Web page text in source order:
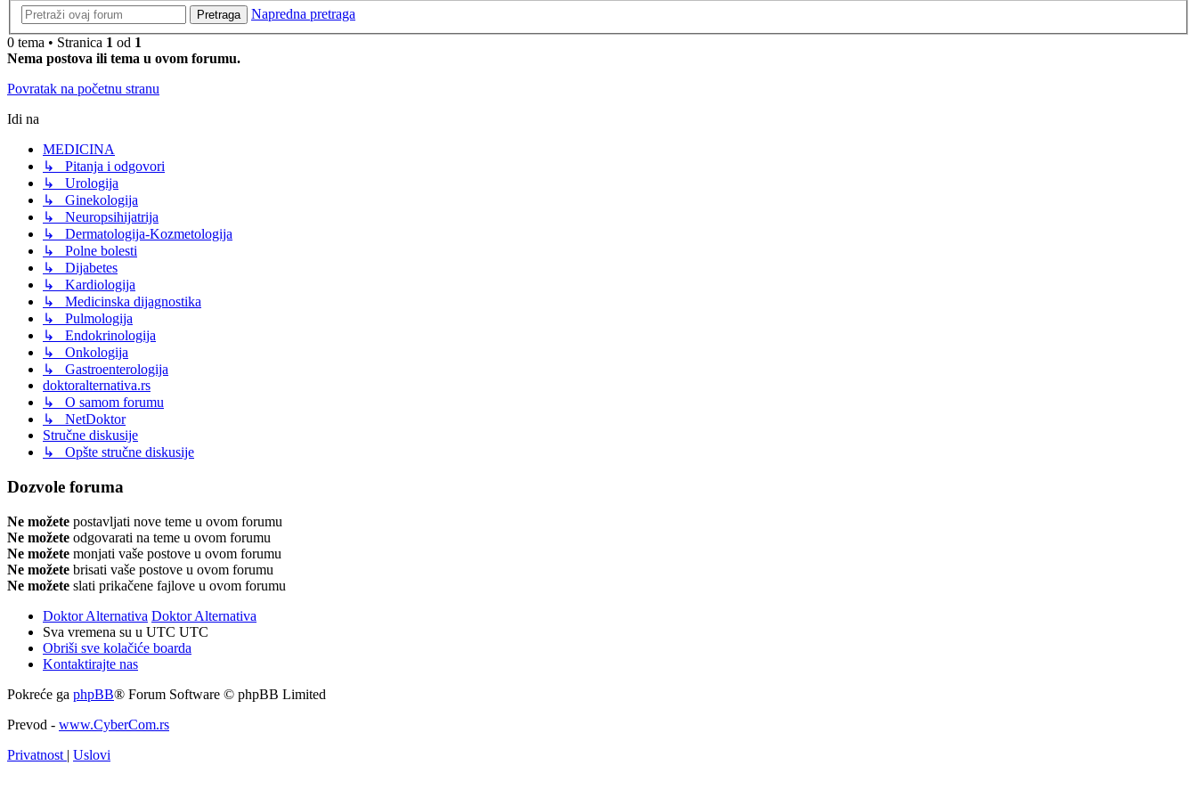
Pretraga
Napredna pretraga
0 tema • Stranica 1 od 1
Nema postova ili tema u ovom forumu.
Povratak na početnu stranu
Idi na
MEDICINA
↳ Pitanja i odgovori
↳ Urologija
↳ Ginekologija
↳ Neuropsihijatrija
↳ Dermatologija-Kozmetologija
↳ Polne bolesti
↳ Dijabetes
↳ Kardiologija
↳ Medicinska dijagnostika
↳ Pulmologija
↳ Endokrinologija
↳ Onkologija
↳ Gastroenterologija
doktoralternativa.rs
↳ O samom forumu
↳ NetDoktor
Stručne diskusije
↳ Opšte stručne diskusije
Dozvole foruma
Ne možete postavljati nove teme u ovom forumu
Ne možete odgovarati na teme u ovom forumu
Ne možete monjati vaše postove u ovom forumu
Ne možete brisati vaše postove u ovom forumu
Ne možete slati prikačene fajlove u ovom forumu
Doktor Alternativa Doktor Alternativa
Sva vremena su u UTC UTC
Obriši sve kolačiće boarda
Kontaktirajte nas
Pokreće ga phpBB® Forum Software © phpBB Limited
Prevod - www.CyberCom.rs
Privatnost | Uslovi